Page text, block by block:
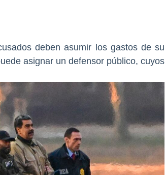
deben asumir los gastos de su
asignar un defensor público, cuyos